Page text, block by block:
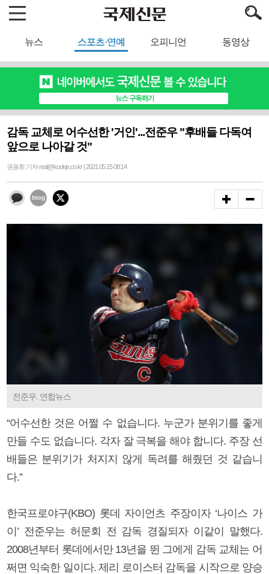
뉴스 스포츠·연예 오피니언 동영상
감독 교체로 어수선한 '거인'...전준우 "후배들 다독여
앞으로 나아갈 것"
권용휘 기자 real@kookje.co.kr | 2021.05.15 08:14
전준우. 연합뉴스
“어수선한 것은 어쩔 수 없습니다. 누군가 분위기를 좋게
만들 수도 없습니다. 각자 잘 극복을 해야 합니다. 주장 선
배들은 분위기가 처지지 않게 독려를 해줬던 것 같습니
다.”
한국프로야구(KBO) 롯데 자이언츠 주장이자 ‘나이스 가
이’ 전준우는 허문회 전 감독 경질되자 이같이 말했다.
2008년부터 롯데에서만 13년을 뛴 그에게 감독 교체는 어
쩌면 익숙한 일이다. 제리 로이스터 감독을 시작으로 양승